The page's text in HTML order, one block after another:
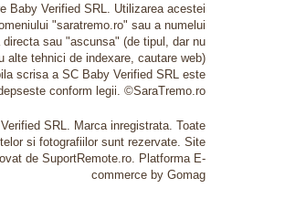
Baby Verified SRL. Utilizarea acestei
"saratremo.ro" sau a numelui
sau "ascunsa" (de tipul, dar nu
alte tehnici de indexare, cautare web)
scrisa a SC Baby Verified SRL este
conform legii. ©SaraTremo.ro
SRL. Marca inregistrata. Toate
si fotografiilor sunt rezervate. Site
de SuportRemote.ro. Platforma E-
commerce by Gomag